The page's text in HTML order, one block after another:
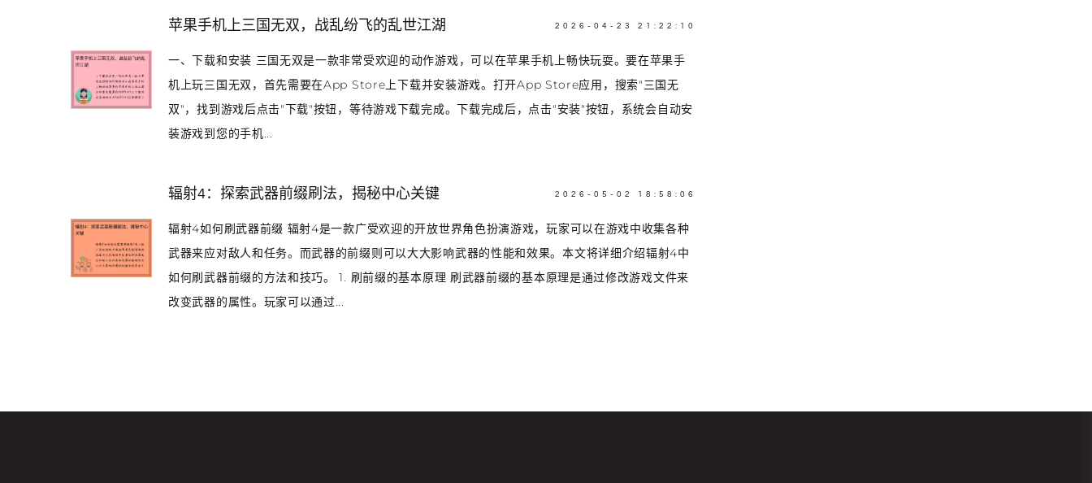
苹果手机上三国无双，战乱纷飞的乱世江湖 2026-04-23 21:22:10
一、下载和安装 三国无双是一款非常受欢迎的动作游戏，可以在苹果手机上畅快玩耍。要在苹果手
机上玩三国无双，首先需要在App Store上下载并安装游戏。打开App Store应用，搜索"三国无
双"，找到游戏后点击"下载"按钮，等待游戏下载完成。下载完成后，点击"安装"按钮，系统会自动安
装游戏到您的手机...
辐射4：探索武器前缀刷法，揭秘中心关键 2026-05-02 18:58:06
辐射4如何刷武器前缀 辐射4是一款广受欢迎的开放世界角色扮演游戏，玩家可以在游戏中收集各种
武器来应对敌人和任务。而武器的前缀则可以大大影响武器的性能和效果。本文将详细介绍辐射4中
如何刷武器前缀的方法和技巧。 1. 刷前缀的基本原理 刷武器前缀的基本原理是通过修改游戏文件来
改变武器的属性。玩家可以通过...